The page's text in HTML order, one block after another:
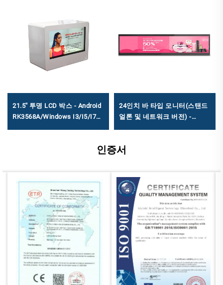
21.5'' 투명 LCD 박스 - Android
RK3568A/Windows I3/I5/I7
24인치 바 타입 모니터(스탠드
얼론 및 네트워크 버전) -
인증서